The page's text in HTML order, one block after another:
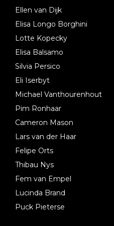
Ellen van Dijk
Elisa Longo Borghini
Lotte Kopecky
Elisa Balsamo
Silvia Persico
Eli Iserbyt
Michael Vanthourenhout
Pim Ronhaar
Cameron Mason
Lars van der Haar
Felipe Orts
Thibau Nys
Fem van Empel
Lucinda Brand
Puck Pieterse